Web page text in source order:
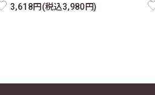
3,618円(税込3,980円)